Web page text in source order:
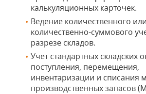
калькуляционных карточек.
Ведение количественного или
количественно-суммового
разрезе складов.
Учет стандартных складских
поступления, перемещения,
инвентаризации и списания
производственных запасов